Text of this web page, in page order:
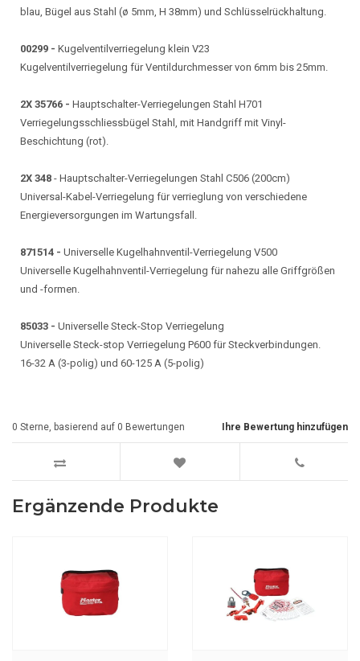
blau, Bügel aus Stahl (ø 5mm, H 38mm) und Schlüsselrückhaltung.
00299 - Kugelventilverriegelung klein V23
Kugelventilverriegelung für Ventildurchmesser von 6mm bis 25mm.
2X 35766 - Hauptschalter-Verriegelungen Stahl H701
Verriegelungsschliessbügel Stahl, mit Handgriff mit Vinyl-
Beschichtung (rot).
2X 348 - Hauptschalter-Verriegelungen Stahl C506 (200cm)
Universal-Kabel-Verriegelung für verrieglung von verschiedene
Energieversorgungen im Wartungsfall.
871514 - Universelle Kugelhahnventil-Verriegelung V500
Universelle Kugelhahnventil-Verriegelung für nahezu alle Griffgrößen
und -formen.
85033 - Universelle Steck-Stop Verriegelung
Universelle Steck-stop Verriegelung P600 für Steckverbindungen.
16-32 A (3-polig) und 60-125 A (5-polig)
Ihre Bewertung hinzufügen
0 Sterne, basierend auf 0 Bewertungen
Ergänzende Produkte